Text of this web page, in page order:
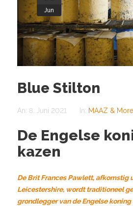
Die Kette
Unser Sortiment
Qualität und CSR
Jun
Blue Stilton
An: 8. Juni 2021 In: MAAZ & More
De Engelse
kazen
De Brit Frances Pawlett, afkomstig
Leicestershire, wordt traditioneel
grondlegger van de Engelse koning